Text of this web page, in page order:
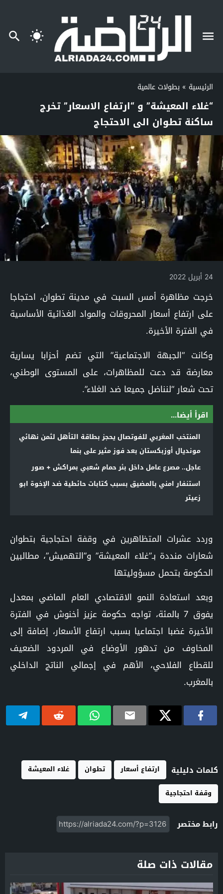
الرئيسية » بطولات عالمية
“غلاء المعيشة” و “ارتفاع الاسعار” تخرج
ساكنة تطوان الى الاحتجاج
24 أبريل 2022
خرجت مظاهرة أمس السبت في مدينة تطوان، احتجاجا
على ارتفاع أسعار المحروقات والمواد الغذائية الأساسية
في الفترة الأخيرة.
وكانت “الجبهة الاجتماعية” التي تضم أحزابا يسارية
معارضة قد دعت للمظاهرات، على المستوى الوطني،
تحت شعار “لنناضل جميعا ضد الغلاء”.
اقرأ أيضا...
المنتخب المغربي للفوتصال يحجز بطاقة التأهل لثمن نهائي
مونديال أوزبكستان بعد فوز مثير على بنما
عاجل.. مصرع عامل داخل بئر حمام شعبي بمراكش + صور
استنفار امني بالمضيق بسبب كتابات حائطية ضد الإخوة ابو
زعيتر
وردد عشرات المتظاهرين في وقفة احتجاجية بتطوان
شعارات منددة بـ”غلاء المعيشة” و”التهميش”، مطالبين
الحكومة بتحمل مسؤوليتها
وبعد استعادة النمو الاقتصادي العام الماضي بمعدل
يفوق 7 بالمئة، تواجه حكومة عزيز أخنوش في الفترة
الأخيرة غضبا اجتماعيا بسبب ارتفاع الأسعار، إضافة إلى
المخاوف من تدهور الأوضاع في المردود الضعيف
للقطاع الفلاحي، الأهم في إجمالي الناتج الداخلي
بالمغرب.
كلمات دليلية ارتفاع أسعار تطوان
غلاء المعيشة
وقفة احتجاجية
رابط مختصر
مقالات ذات صلة